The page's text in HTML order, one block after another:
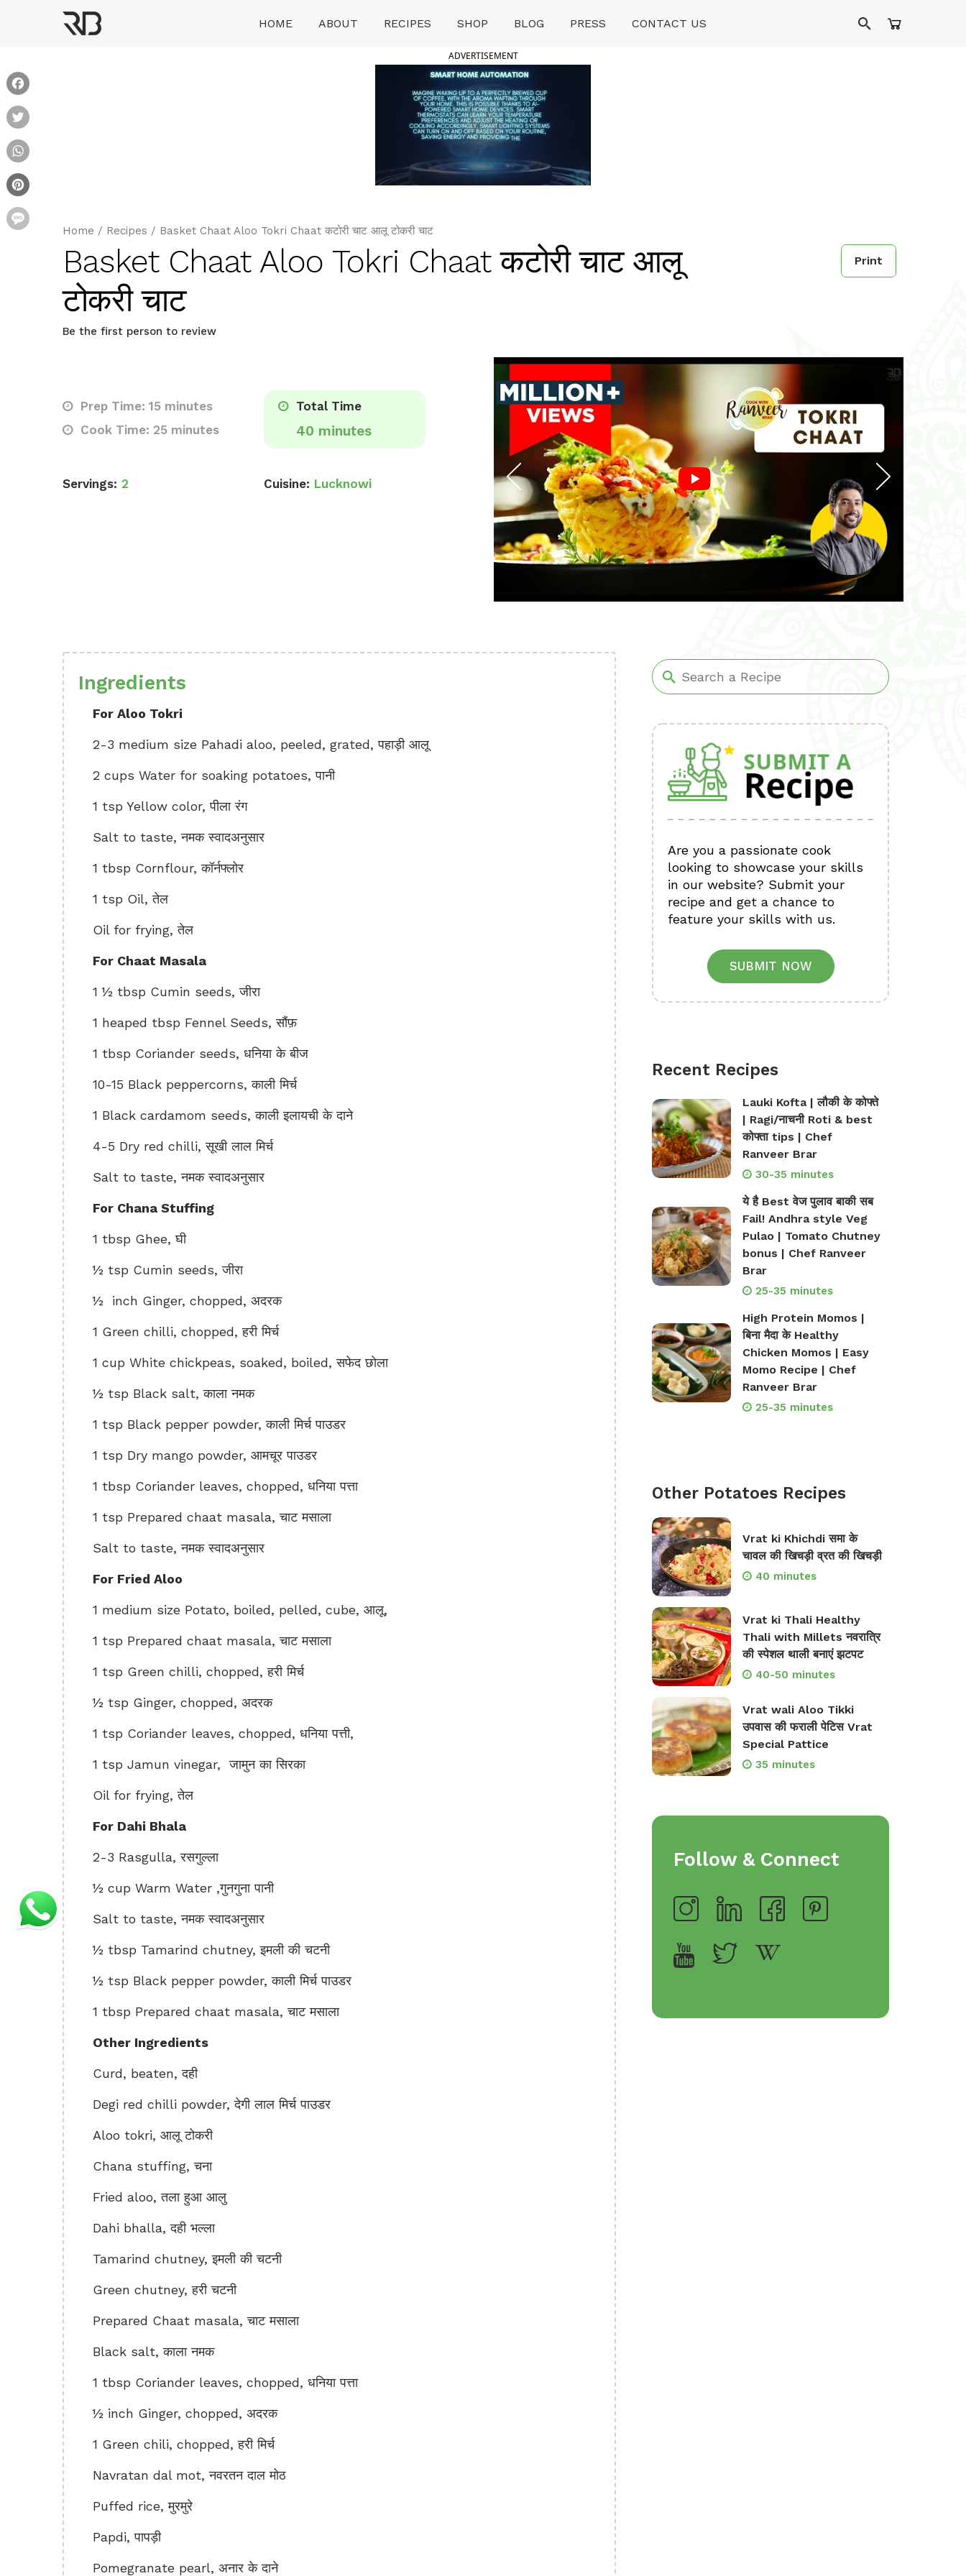
HOME ABOUT RECIPES SHOP BLOG PRESS CONTACT US
ADVERTISEMENT
Home / Recipes / Basket Chaat Aloo Tokri Chaat कटोरी चाट आलू टोकरी चाट
Basket Chaat Aloo Tokri Chaat कटोरी चाट आलू
टोकरी चाट
Be the first person to review
Print
Prep Time: 15 minutes
Cook Time: 25 minutes
Total Time
40 minutes
Servings: 2 Cuisine: Lucknowi
Ingredients
For Aloo Tokri
2-3 medium size Pahadi aloo, peeled, grated, पहाड़ी आलू
2 cups Water for soaking potatoes, पानी
1 tsp Yellow color, पीला रंग
Salt to taste, नमक स्वादअनुसार
1 tbsp Cornflour, कॉर्नफ्लोर
1 tsp Oil, तेल
Oil for frying, तेल
For Chaat Masala
1 ½ tbsp Cumin seeds, जीरा
1 heaped tbsp Fennel Seeds, सौंफ़
1 tbsp Coriander seeds, धनिया के बीज
10-15 Black peppercorns, काली मिर्च
1 Black cardamom seeds, काली इलायची के दाने
4-5 Dry red chilli, सूखी लाल मिर्च
Salt to taste, नमक स्वादअनुसार
For Chana Stuffing
1 tbsp Ghee, घी
½ tsp Cumin seeds, जीरा
½ inch Ginger, chopped, अदरक
1 Green chilli, chopped, हरी मिर्च
1 cup White chickpeas, soaked, boiled, सफेद छोला
½ tsp Black salt, काला नमक
1 tsp Black pepper powder, काली मिर्च पाउडर
1 tsp Dry mango powder, आमचूर पाउडर
1 tbsp Coriander leaves, chopped, धनिया पत्ता
1 tsp Prepared chaat masala, चाट मसाला
Salt to taste, नमक स्वादअनुसार
For Fried Aloo
1 medium size Potato, boiled, pelled, cube, आलू,
1 tsp Prepared chaat masala, चाट मसाला
1 tsp Green chilli, chopped, हरी मिर्च
½ tsp Ginger, chopped, अदरक
1 tsp Coriander leaves, chopped, धनिया पत्ती,
1 tsp Jamun vinegar, जामुन का सिरका
Oil for frying, तेल
For Dahi Bhala
2-3 Rasgulla, रसगुल्ला
½ cup Warm Water ,गुनगुना पानी
Salt to taste, नमक स्वादअनुसार
½ tbsp Tamarind chutney, इमली की चटनी
½ tsp Black pepper powder, काली मिर्च पाउडर
1 tbsp Prepared chaat masala, चाट मसाला
Other Ingredients
Curd, beaten, दही
Degi red chilli powder, देगी लाल मिर्च पाउडर
Aloo tokri, आलू टोकरी
Chana stuffing, चना
Fried aloo, तला हुआ आलु
Dahi bhalla, दही भल्ला
Tamarind chutney, इमली की चटनी
Green chutney, हरी चटनी
Prepared Chaat masala, चाट मसाला
Black salt, काला नमक
1 tbsp Coriander leaves, chopped, धनिया पत्ता
½ inch Ginger, chopped, अदरक
1 Green chili, chopped, हरी मिर्च
Navratan dal mot, नवरतन दाल मोठ
Puffed rice, मुरमुरे
Papdi, पापड़ी
Pomegranate pearl, अनार के दाने
Are you a passionate cook
looking to showcase your skills
in our website? Submit your
recipe and get a chance to
feature your skills with us.
SUBMIT NOW
Recent Recipes
Lauki Kofta | लौकी के कोफ्ते
| Ragi/नाचनी Roti & best
कोफ्ता tips | Chef
Ranveer Brar
30-35 minutes
ये है Best वेज पुलाव बाकी सब
Fail! Andhra style Veg
Pulao | Tomato Chutney
bonus | Chef Ranveer
Brar
25-35 minutes
High Protein Momos |
बिना मैदा के Healthy
Chicken Momos | Easy
Momo Recipe | Chef
Ranveer Brar
25-35 minutes
Other Potatoes Recipes
Vrat ki Khichdi समा के
चावल की खिचड़ी व्रत की खिचड़ी
40 minutes
Vrat ki Thali Healthy
Thali with Millets नवरात्रि
की स्पेशल थाली बनाएं झटपट
40-50 minutes
Vrat wali Aloo Tikki
उपवास की फराली पेटिस Vrat
Special Pattice
35 minutes
Follow & Connect
Message